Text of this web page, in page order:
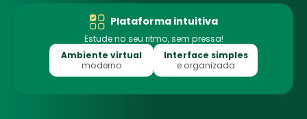
Plataforma intuitiva
Estude no seu ritmo, sem pressa!
Ambiente virtual
moderno
Interface simples
e organizada